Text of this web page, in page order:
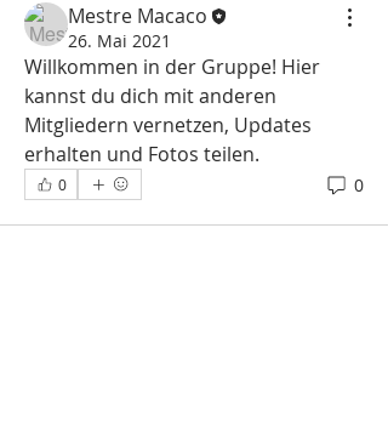
Mestre Macaco
26. Mai 2021
Willkommen in der Gruppe! Hier
kannst du dich mit anderen
Mitgliedern vernetzen, Updates
erhalten und Fotos teilen.
0 0